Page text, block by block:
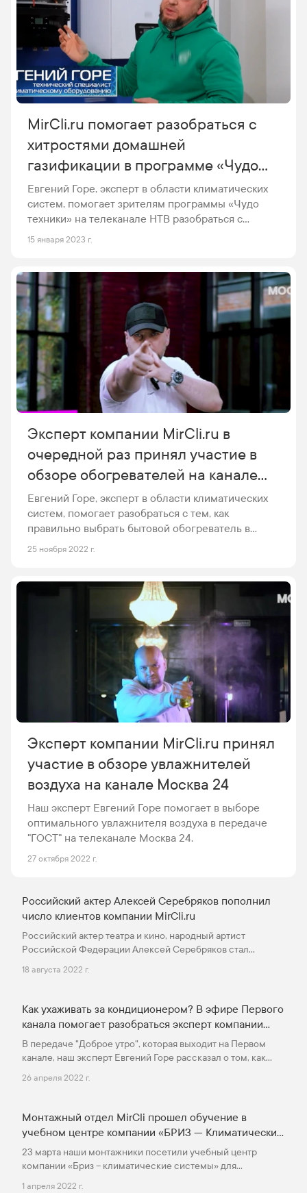
MirCli.ru помогает разобраться с
хитростями домашней
газификации в программе «Чудо
техники» на телеканале НТВ.
Евгений Горе, эксперт в области климатических
систем, помогает зрителям программы «Чудо
техники» на телеканале НТВ разобраться с
примудростями газификации в доме.
15 января 2023 г.
Эксперт компании MirCli.ru в
очередной раз принял участие в
обзоре обогревателей на канале
Москва 24
Евгений Горе, эксперт в области климатических
систем, помогает разобраться с тем, как
правильно выбрать бытовой обогреватель в
передаче "ГОСТ" на телеканале Москва 24.
25 ноября 2022 г.
Эксперт компании MirCli.ru принял
участие в обзоре увлажнителей
воздуха на канале Москва 24
Наш эксперт Евгений Горе помогает в выборе
оптимального увлажнителя воздуха в передаче
"ГОСТ" на телеканале Москва 24.
27 октября 2022 г.
Российский актер Алексей Серебряков пополнил
число клиентов компании MirCli.ru
Российский актер театра и кино, народный артист
Российской Федерации Алексей Серебряков стал
ультразвукового увлажнителя Dantex D-H45UCF.
18 августа 2022 г.
Как ухаживать за кондиционером? В эфире Первого
канала помогает разобраться эксперт компании
MirCli.
В передаче "Доброе утро", которая выходит на Первом
канале, наш эксперт Евгений Горе рассказал о том, как
26 апреля 2022 г.
Монтажный отдел MirCli прошел обучение в
учебном центре компании «БРИЗ — Климатические
системы»
23 марта наши монтажники посетили учебный центр
компании «Бриз – климатические системы» для
1 апреля 2022 г.